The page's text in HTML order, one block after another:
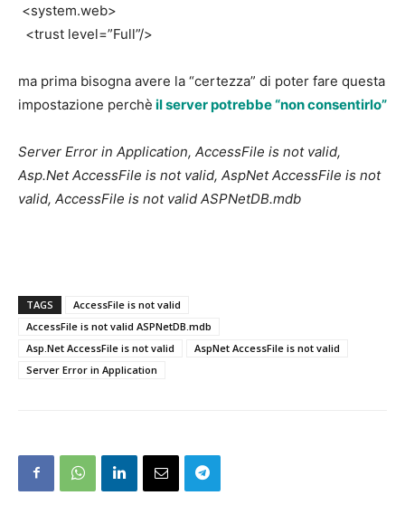
<system.web>
<trust level=”Full”/>
ma prima bisogna avere la “certezza” di poter fare questa
impostazione perchè il server potrebbe “non consentirlo”
Server Error in Application, AccessFile is not valid,
Asp.Net AccessFile is not valid, AspNet AccessFile is not
valid, AccessFile is not valid ASPNetDB.mdb
TAGS
AccessFile is not valid
AccessFile is not valid ASPNetDB.mdb
Asp.Net AccessFile is not valid
AspNet AccessFile is not valid
Server Error in Application